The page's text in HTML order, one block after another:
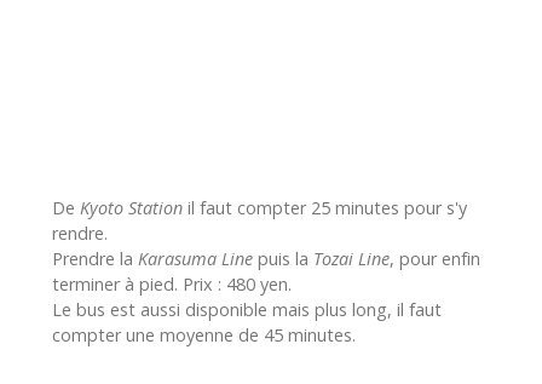
De Kyoto Station il faut compter 25 minutes pour s'y
rendre.
Prendre la Karasuma Line puis la Tozai Line, pour enfin
terminer à pied. Prix : 480 yen.
Le bus est aussi disponible mais plus long, il faut
compter une moyenne de 45 minutes.